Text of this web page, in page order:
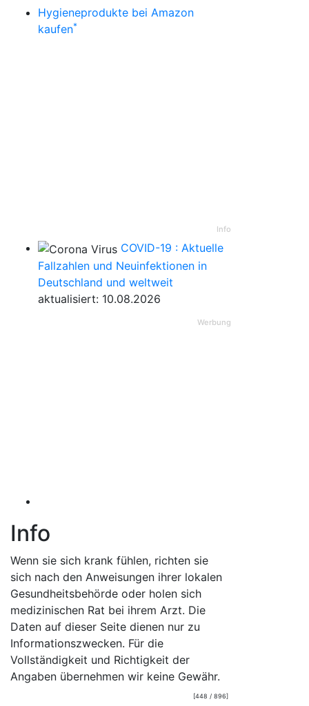
Hygieneprodukte bei Amazon
kaufen*
Info
COVID-19 : Aktuelle
Fallzahlen und Neuinfektionen in
Deutschland und weltweit
aktualisiert: 10.08.2026
Werbung
Info
Wenn sie sich krank fühlen, richten sie
sich nach den Anweisungen ihrer lokalen
Gesundheitsbehörde oder holen sich
medizinischen Rat bei ihrem Arzt. Die
Daten auf dieser Seite dienen nur zu
Informationszwecken. Für die
Vollständigkeit und Richtigkeit der
Angaben übernehmen wir keine Gewähr.
[448 / 896]